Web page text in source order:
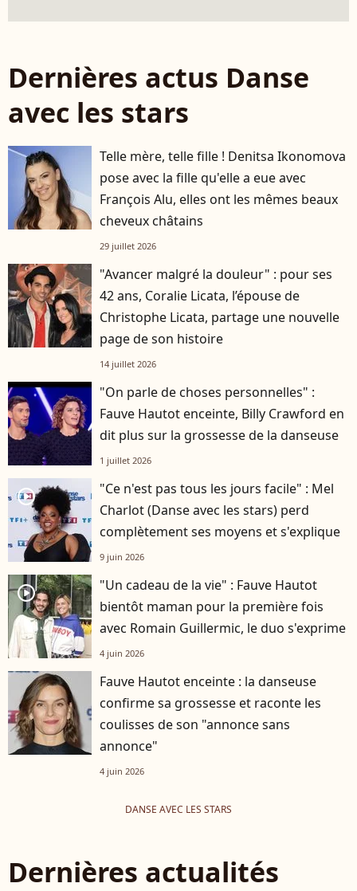
Dernières actus Danse
avec les stars
Telle mère, telle fille ! Denitsa Ikonomova
pose avec la fille qu'elle a eue avec
François Alu, elles ont les mêmes beaux
cheveux châtains
29 juillet 2026
"Avancer malgré la douleur" : pour ses
42 ans, Coralie Licata, l’épouse de
Christophe Licata, partage une nouvelle
page de son histoire
14 juillet 2026
"On parle de choses personnelles" :
Fauve Hautot enceinte, Billy Crawford en
dit plus sur la grossesse de la danseuse
1 juillet 2026
player2
"Ce n'est pas tous les jours facile" : Mel
Charlot (Danse avec les stars) perd
complètement ses moyens et s'explique
9 juin 2026
player2
"Un cadeau de la vie" : Fauve Hautot
bientôt maman pour la première fois
avec Romain Guillermic, le duo s'exprime
4 juin 2026
Fauve Hautot enceinte : la danseuse
confirme sa grossesse et raconte les
coulisses de son "annonce sans
annonce"
4 juin 2026
DANSE AVEC LES STARS
Dernières actualités